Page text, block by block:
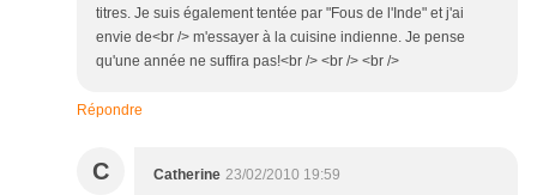
titres. Je suis également tentée par "Fous de l'Inde" et j'ai
envie de<br /> m'essayer à la cuisine indienne. Je pense
qu'une année ne suffira pas!<br /> <br /> <br />
Répondre
C Catherine 23/02/2010 19:59